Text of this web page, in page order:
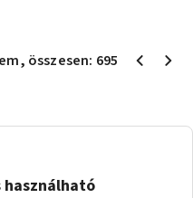
, összesen: 695